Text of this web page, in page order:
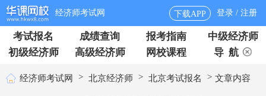
经济师考试网 下载APP 登录 / 注册
考试报名 成绩查询 报考指南
中级经济师
初级经济师
高级经济师 网校课程 导 航
经济师考试网 > 北京经济师 > 北京考试报名 > 文章内容